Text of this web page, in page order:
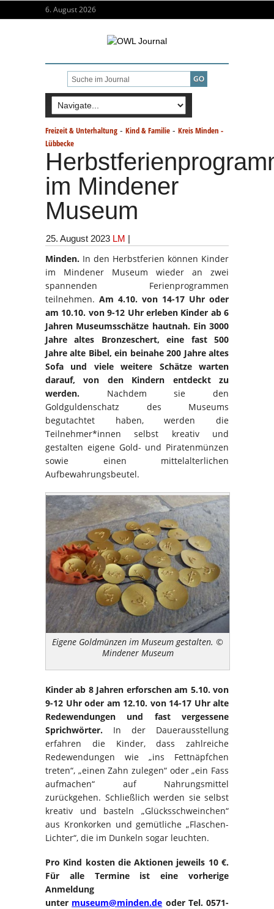
6. August 2026
Freizeit & Unterhaltung - Kind & Familie - Kreis Minden -
Lübbecke
im Mindener
Museum
25. August 2023 LM |
Minden. In den Herbstferien können Kinder
im Mindener Museum wieder an zwei
spannenden Ferienprogrammen
teilnehmen. Am 4.10. von 14-17 Uhr oder
am 10.10. von 9-12 Uhr erleben Kinder ab 6
Jahren Museumsschätze hautnah. Ein 3000
Jahre altes Bronzeschert, eine fast 500
Jahre alte Bibel, ein beinahe 200 Jahre altes
Sofa und viele weitere Schätze warten
darauf, von den Kindern entdeckt zu
werden. Nachdem sie den
Goldguldenschatz des Museums
begutachtet haben, werden die
Teilnehmer*innen selbst kreativ und
gestalten eigene Gold- und Piratenmünzen
sowie einen mittelalterlichen
Aufbewahrungsbeutel.
Eigene Goldmünzen im Museum gestalten. ©
Mindener Museum
Kinder ab 8 Jahren erforschen am 5.10. von
9-12 Uhr oder am 12.10. von 14-17 Uhr alte
Redewendungen und fast vergessene
Sprichwörter. In der Dauerausstellung
erfahren die Kinder, dass zahlreiche
Redewendungen wie „ins Fettnäpfchen
treten“, „einen Zahn zulegen“ oder „ein Fass
aufmachen“ auf Nahrungsmittel
zurückgehen. Schließlich werden sie selbst
kreativ und basteln „Glücksschweinchen“
aus Kronkorken und gemütliche „Flaschen-
Lichter“, die im Dunkeln sogar leuchten.
Pro Kind kosten die Aktionen jeweils 10 €.
Für alle Termine ist eine vorherige
Anmeldung
unter museum@minden.de oder Tel. 0571-